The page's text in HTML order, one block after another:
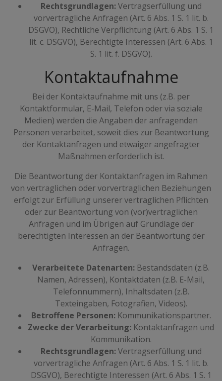
Rechtsgrundlagen:Vertragserfüllung und
vorvertragliche Anfragen (Art. 6 Abs. 1 S. 1 lit. b.
DSGVO), Rechtliche Verpflichtung (Art. 6 Abs. 1 S. 1
lit. c. DSGVO), Berechtigte Interessen (Art. 6 Abs. 1
S. 1 lit. f. DSGVO).
Kontaktaufnahme
Bei der Kontaktaufnahme mit uns (z.B. per
Kontaktformular, E-Mail, Telefon oder via soziale
Medien) werden die Angaben der anfragenden
Personen verarbeitet, soweit dies zur Beantwortung
der Kontaktanfragen und etwaiger angefragter
Maßnahmen erforderlich ist.
Die Beantwortung der Kontaktanfragen im Rahmen
von vertraglichen oder vorvertraglichen Beziehungen
erfolgt zur Erfüllung unserer vertraglichen Pflichten
oder zur Beantwortung von (vor)vertraglichen
Anfragen und im Übrigen auf Grundlage der
berechtigten Interessen an der Beantwortung der
Anfragen.
Verarbeitete Datenarten: Bestandsdaten (z.B.
Namen, Adressen), Kontaktdaten (z.B. E-Mail,
Telefonnummern), Inhaltsdaten (z.B.
Texteingaben, Fotografien, Videos).
Betroffene Personen:Kommunikationspartner.
Zwecke der Verarbeitung: Kontaktanfragen und
Kommunikation.
Rechtsgrundlagen:Vertragserfüllung und
vorvertragliche Anfragen (Art. 6 Abs. 1 S. 1 lit. b.
DSGVO), Berechtigte Interessen (Art. 6 Abs. 1 S. 1